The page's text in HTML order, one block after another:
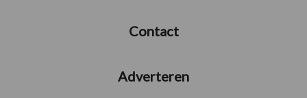
Contact
Adverteren